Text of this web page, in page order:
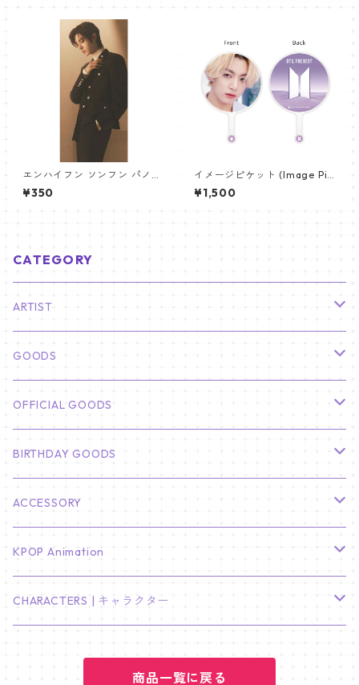
エンハイフン ソンフン パノラ
マポスター (ENHYPEN SUNGH
OON Poster) 700*330mm
¥350
イメージピケット (Image Pic
ket) うちわ - ジョングク (JU
NGKOOK_07)
¥1,500
CATEGORY
ARTIST
俳優
CHA EUN WOO
BTS
JIN
SEVENTEEN
S.COUPS
Stray Kids
バンチャン
TXT
ヨンジュン
ENHYPEN
GOODS
カレンダー
壁掛けカレンダー
フォトカードセット(60枚入り)
韓国語単語カード
プレミアム写真集
ステッカー&粘着メモ紙セット
OFFICIAL GOODS
LIGHT STICK
Light Stick Pouch
BT21
Stray Kids
MANIAC ENCORE
SKZOO
BIRTHDAY GOODS
01/01 WINTER
01/16 SEUNGKWAN
02/01 DOYOUNG
ACCESSORY
PIERCE
EARRING
KPOP Animation
KPop Demon Hunters
CHARACTERS | キャラクター
商品一覧に戻る